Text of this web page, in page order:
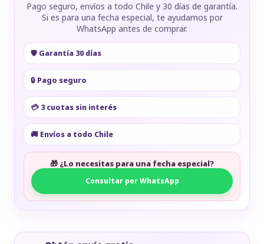
Pago seguro, envíos a todo Chile y 30 días de garantía.
Si es para una fecha especial, te ayudamos por
WhatsApp antes de comprar.
🛡️ Garantía 30 días
🔒 Pago seguro
💳 3 cuotas sin interés
🚚 Envíos a todo Chile
🎁 ¿Lo necesitas para una fecha especial?
Consultar por WhatsApp